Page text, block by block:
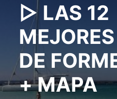
▷ LAS 12
DE
+ MAPA